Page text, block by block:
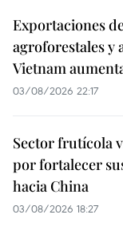
Exportaciones
agroforestales y
Vietnam
03/08/2026 22:17
Sector frutícola
por fortalecer
hacia China
03/08/2026 18:27